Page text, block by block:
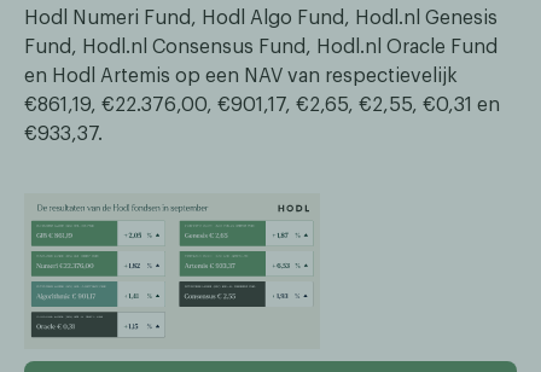
Hodl Numeri Fund, Hodl Algo Fund, Hodl.nl Genesis
Fund, Hodl.nl Consensus Fund, Hodl.nl Oracle Fund
en Hodl Artemis op een NAV van respectievelijk
€861,19, €22.376,00, €901,17, €2,65, €2,55, €0,31 en
€933,37.